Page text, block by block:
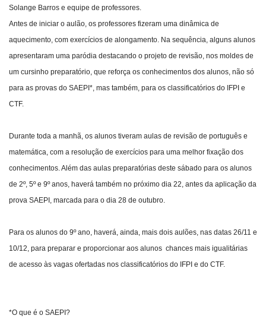
Solange Barros e equipe de professores.
Antes de iniciar o aulão, os professores fizeram uma dinâmica de
aquecimento, com exercícios de alongamento. Na sequência, alguns alunos
apresentaram uma paródia destacando o projeto de revisão, nos moldes de
um cursinho preparatório, que reforça os conhecimentos dos alunos, não só
para as provas do SAEPI*, mas também, para os classificatórios do IFPI e
CTF.
Durante toda a manhã, os alunos tiveram aulas de revisão de português e
matemática, com a resolução de exercícios para uma melhor fixação dos
conhecimentos. Além das aulas preparatórias deste sábado para os alunos
de 2º, 5º e 9º anos, haverá também no próximo dia 22, antes da aplicação da
prova SAEPI, marcada para o dia 28 de outubro.
Para os alunos do 9º ano, haverá, ainda, mais dois aulões, nas datas 26/11 e
10/12, para preparar e proporcionar aos alunos chances mais igualitárias
de acesso às vagas ofertadas nos classificatórios do IFPI e do CTF.
*O que é o SAEPI?